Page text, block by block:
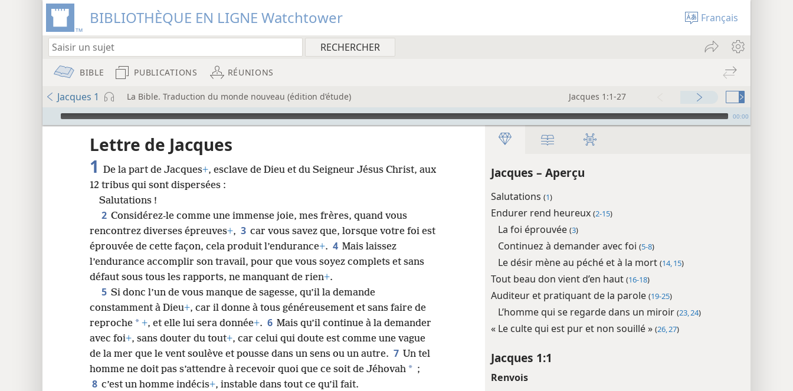
BIBLIOTHÈQUE EN LIGNE Watchtower Français
BIBLE PUBLICATIONS RÉUNIONS
Jacques 1 La Bible. Traduction du monde nouveau (édition d’étude) Jacques 1:1-27
Audio Player 00:00
Jacques – Aperçu
Salutations (1)
Endurer rend heureux (2-15)
La foi éprouvée (3)
Continuez à demander avec foi (5-8)
Le désir mène au péché et à la mort (14, 15)
Tout beau don vient d’en haut (16-18)
Auditeur et pratiquant de la parole (19-25)
L’homme qui se regarde dans un miroir (23, 24)
« Le culte qui est pur et non souillé » (26, 27)
Jacques 1:1
Renvois
Lettre de Jacques
1 De la part de Jacques+, esclave de Dieu et du Seigneur Jésus Christ, aux
12 tribus qui sont dispersées :
Salutations !
2 Considérez-le comme une immense joie, mes frères, quand vous
rencontrez diverses épreuves+, 3 car vous savez que, lorsque votre foi est
éprouvée de cette façon, cela produit l’endurance+. 4 Mais laissez
l’endurance accomplir son travail, pour que vous soyez complets et sans
défaut sous tous les rapports, ne manquant de rien+.
5 Si donc l’un de vous manque de sagesse, qu’il la demande
constamment à Dieu+, car il donne à tous généreusement et sans faire de
reproche * +, et elle lui sera donnée+. 6 Mais qu’il continue à la demander
avec foi+, sans douter du tout+, car celui qui doute est comme une vague
de la mer que le vent soulève et pousse dans un sens ou un autre. 7 Un tel
homme ne doit pas s’attendre à recevoir quoi que ce soit de Jéhovah * ;
8 c’est un homme indécis+, instable dans tout ce qu’il fait.